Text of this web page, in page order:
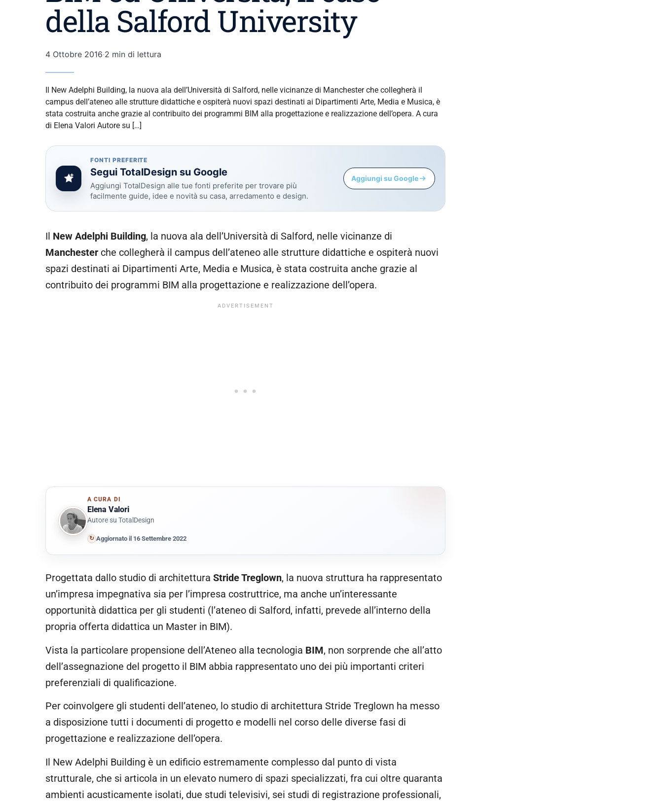
della Salford University
4 Ottobre 2016·2 min di lettura
Il New Adelphi Building, la nuova ala dell’Università di Salford, nelle vicinanze di Manchester che collegherà il
campus dell’ateneo alle strutture didattiche e ospiterà nuovi spazi destinati ai Dipartimenti Arte, Media e Musica, è
stata costruita anche grazie al contribuito dei programmi BIM alla progettazione e realizzazione dell’opera. A cura
di Elena Valori Autore su […]
FONTI PREFERITE
Segui TotalDesign su Google
Aggiungi TotalDesign alle tue fonti preferite per trovare più
facilmente guide, idee e novità su casa, arredamento e design.
Aggiungi su Google
Il New Adelphi Building, la nuova ala dell’Università di Salford, nelle vicinanze di
Manchester che collegherà il campus dell’ateneo alle strutture didattiche e ospiterà nuovi
spazi destinati ai Dipartimenti Arte, Media e Musica, è stata costruita anche grazie al
contribuito dei programmi BIM alla progettazione e realizzazione dell’opera.
A CURA DI
Elena Valori
Autore su TotalDesign
↻ Aggiornato il 16 Settembre 2022
Progettata dallo studio di architettura Stride Treglown, la nuova struttura ha rappresentato
un’impresa impegnativa sia per l’impresa costruttrice, ma anche un’interessante
opportunità didattica per gli studenti (l’ateneo di Salford, infatti, prevede all’interno della
propria offerta didattica un Master in BIM).
Vista la particolare propensione dell’Ateneo alla tecnologia BIM, non sorprende che all’atto
dell’assegnazione del progetto il BIM abbia rappresentato uno dei più importanti criteri
preferenziali di qualificazione.
Per coinvolgere gli studenti dell’ateneo, lo studio di architettura Stride Treglown ha messo
a disposizione tutti i documenti di progetto e modelli nel corso delle diverse fasi di
progettazione e realizzazione dell’opera.
Il New Adelphi Building è un edificio estremamente complesso dal punto di vista
strutturale, che si articola in un elevato numero di spazi specializzati, fra cui oltre quaranta
ambienti acusticamente isolati, due studi televisivi, sei studi di registrazione professionali,